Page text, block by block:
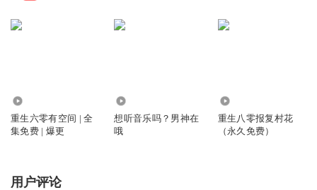
重生六零有空间 | 全
集免费 | 爆更
想听音乐吗？男神在
哦
重生八零报复村花
（永久免费）
用户评论